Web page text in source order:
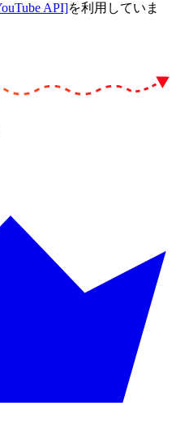
API]を利用していま